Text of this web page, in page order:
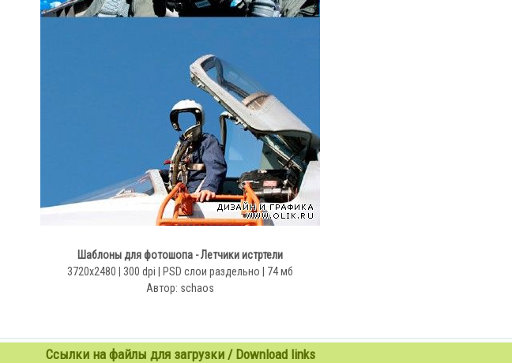
Шаблоны для фотошопа - Летчики истртели
3720х2480 | 300 dpi | PSD слои раздельно | 74 мб
Автор: schaos
Ссылки на файлы для загрузки / Download links